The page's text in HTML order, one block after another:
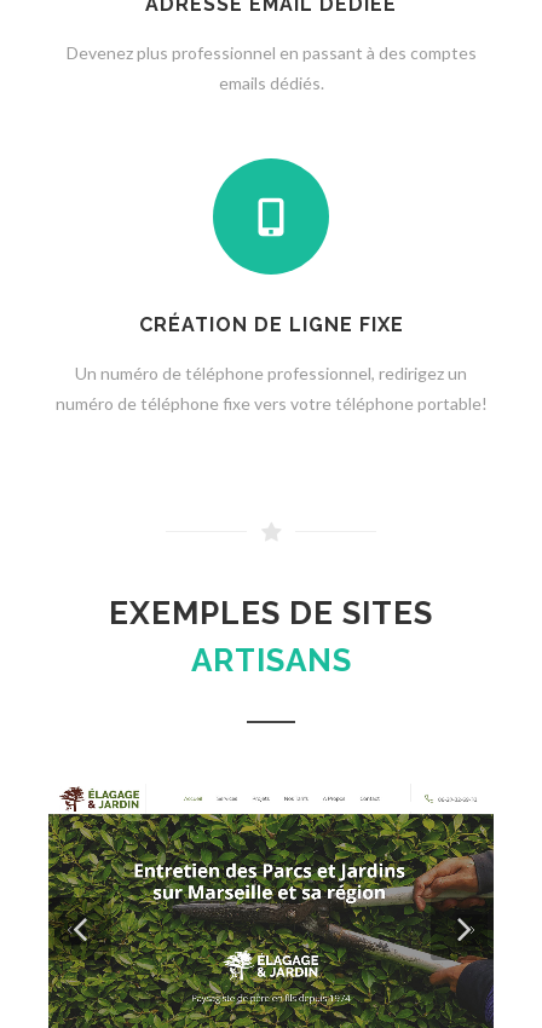
Devenez plus professionnel en passant à des comptes
emails dédiés.
CRÉATION DE LIGNE FIXE
Un numéro de téléphone professionnel, redirigez un
numéro de téléphone fixe vers votre téléphone portable!
EXEMPLES DE SITES
ARTISANS